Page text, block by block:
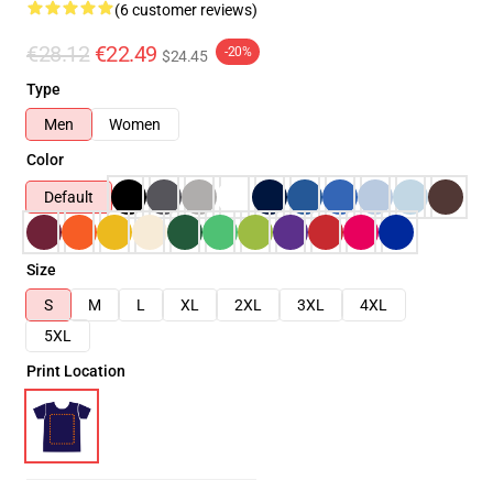
(6 customer reviews)
€28.12 €22.49 $24.45 -20%
Type
Men
Women
Color
Default
Size
S
M L XL 2XL 3XL
4XL
5XL
Print Location